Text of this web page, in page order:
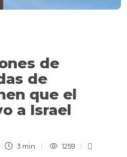
de
de
que el
a Israel
3 min 1259